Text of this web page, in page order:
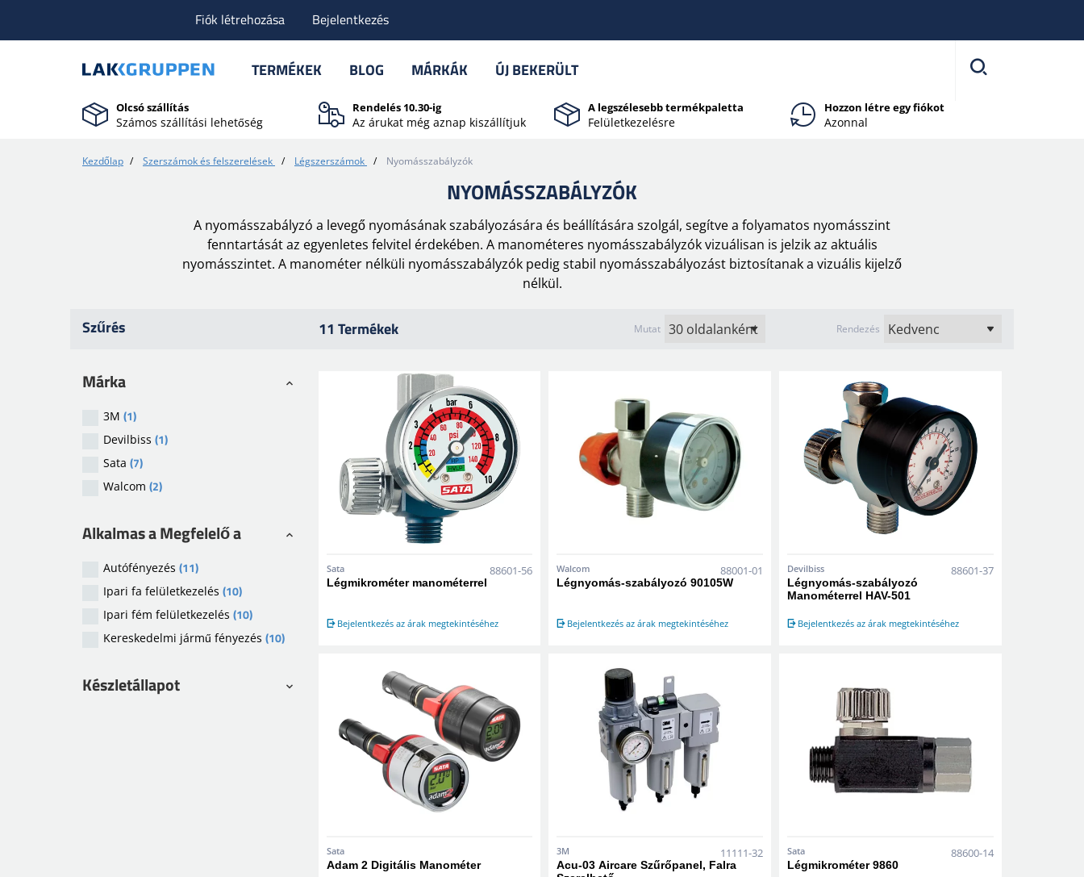
Fiók létrehozása Bejelentkezés
TERMÉKEK BLOG MÁRKÁK ÚJ BEKERÜLT
Olcsó szállítás
Számos szállítási lehetőség
Rendelés 10.30-ig
Az árukat még aznap kiszállítjuk
A legszélesebb termékpaletta
Felületkezelésre
Hozzon létre egy fiókot
Azonnal
Kezdőlap / Szerszámok és felszerelések / Légszerszámok / Nyomásszabályzók
NYOMÁSSZABÁLYZÓK
A nyomásszabályzó a levegő nyomásának szabályozására és beállítására szolgál, segítve a folyamatos nyomásszint
fenntartását az egyenletes felvitel érdekében. A manométeres nyomásszabályzók vizuálisan is jelzik az aktuális
nyomásszintet. A manométer nélküli nyomásszabályzók pedig stabil nyomásszabályozást biztosítanak a vizuális kijelző
nélkül.
Szűrés
Márka
3M (1)
Devilbiss (1)
Sata (7)
Walcom (2)
Alkalmas a Megfelelő a
Autófényezés (11)
Ipari fa felületkezelés (10)
Ipari fém felületkezelés (10)
Kereskedelmi jármű fényezés (10)
Készletállapot
11 Termékek Mutat Rendezés
Sata 88601-56
Légmikrométer manométerrel
Bejelentkezés az árak megtekintéséhez
Walcom 88001-01
Légnyomás-szabályozó 90105W
Bejelentkezés az árak megtekintéséhez
Devilbiss 88601-37
Légnyomás-szabályozó
Manométerrel HAV-501
Bejelentkezés az árak megtekintéséhez
Sata
Adam 2 Digitális Manométer
3M 11111-32
Acu-03 Aircare Szűrőpanel, Falra
Sata 88600-14
Légmikrométer 9860